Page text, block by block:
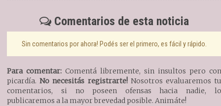
Comentarios de esta noticia
Sin comentarios por ahora! Podés ser el primero, es fácil y rápido.
Para comentar: Comentá libremente, sin insultos pero con
picardía.No necesitás registrarte!Nosotros evaluaremos tu
comentarios, si no poseen ofensas hacia nadie, lo
publicaremos a la mayor brevedad posible. Animáte!